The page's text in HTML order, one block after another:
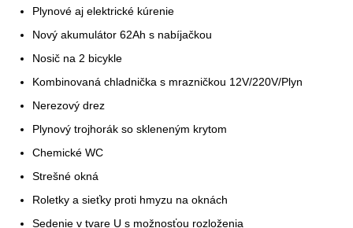
Plynové aj elektrické kúrenie
Nový akumulátor 62Ah s nabíjačkou
Nosič na 2 bicykle
Kombinovaná chladnička s mrazničkou 12V/220V/Plyn
Nerezový drez
Plynový trojhorák so skleneným krytom
Chemické WC
Strešné okná
Roletky a sieťky proti hmyzu na oknách
Sedenie v tvare U s možnosťou rozloženia